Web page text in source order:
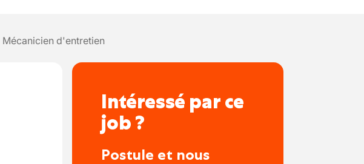
Mécanicien d'entretien
Intéressé par ce
job ?
Postule et nous